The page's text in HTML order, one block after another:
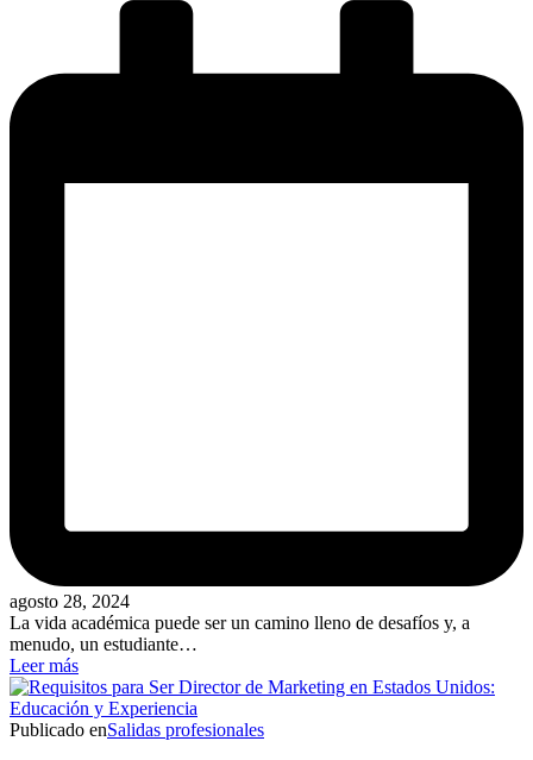
agosto 28, 2024
La vida académica puede ser un camino lleno de desafíos y, a
menudo, un estudiante…
Leer más
Publicado enSalidas profesionales